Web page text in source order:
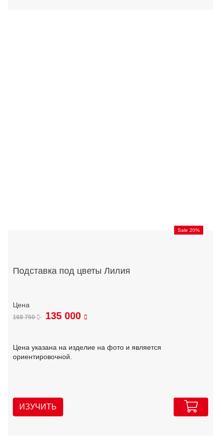
Sale 20%
Подставка под цветы Лилия
168 750 135 000
Цена указана на изделие на фото и является
ориентировочной.
ИЗУЧИТЬ